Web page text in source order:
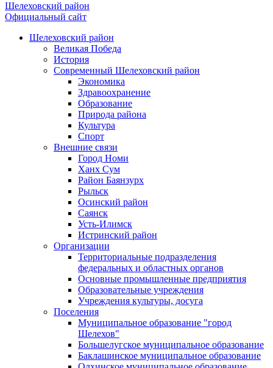
Шелеховский район
Официальный сайт
Шелеховский район
Великая Победа
История
Современный Шелеховский район
Экономика
Здравоохранение
Образование
Природа района
Культура
Спорт
Внешние связи
Город Номи
Ханх Сум
Район Баянзурх
Рыльск
Осинский район
Саянск
Усть-Илимск
Истринский район
Организации
Территориальные подразделения
федеральных и областных органов
Основные промышленные предприятия
Образовательные учреждения
Учреждения культуры, досуга
Поселения
Муниципальное образование "город
Шелехов"
Большелугское муниципальное образование
Баклашинское муниципальное образование